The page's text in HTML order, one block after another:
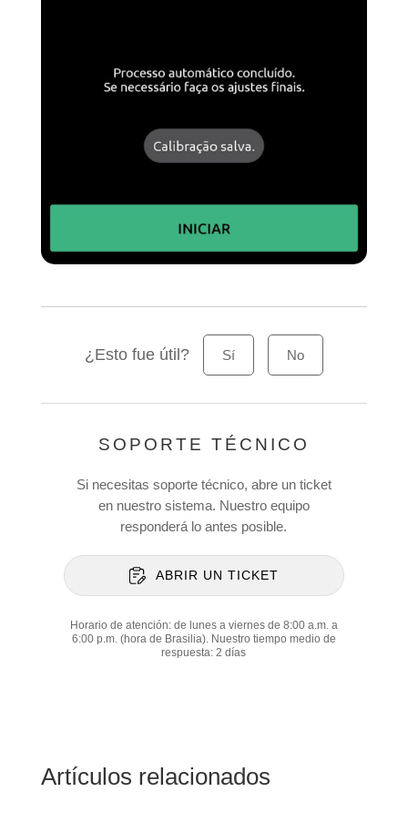
¿Esto fue útil? Sí No
SOPORTE TÉCNICO
Si necesitas soporte técnico, abre un ticket
en nuestro sistema. Nuestro equipo
responderá lo antes posible.
ABRIR UN TICKET
Horario de atención: de lunes a viernes de 8:00 a.m. a
6:00 p.m. (hora de Brasilia). Nuestro tiempo medio de
respuesta: 2 días
Artículos relacionados